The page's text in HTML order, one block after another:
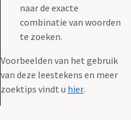
naar de exacte
combinatie van woorden
te zoeken.
Voorbeelden van het gebruik
van deze leestekens en meer
zoektips vindt u hier.